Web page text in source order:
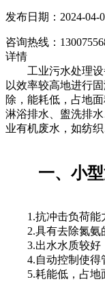
发布日期：2024-04-
咨询热线：
详情
工业污水处理设备
以效率较高地进行
除，能耗低，占地
淋浴排水、盥洗排
业有机废水，如纺
一、小型
1.抗冲击负荷
2.具有去除氮氨
3.出水水质较好
4.自动控制使
5.耗能低，占地面